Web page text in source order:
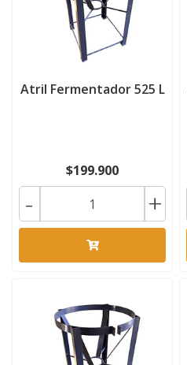
Atril Fermentador 525 L
$199.900
- +